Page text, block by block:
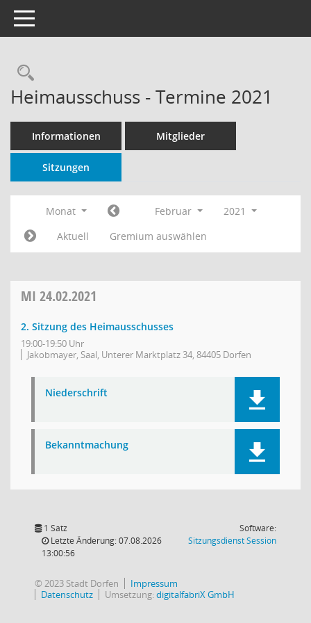
Toggle navigation
Rechercheauswahl
Heimausschuss - Termine 2021
Informationen Mitglieder
Sitzungen
Monat Februar
2021
Aktuell
Gremium auswählen
MI 24.02.2021
2. Sitzung des Heimausschusses
19:00-19:50 Uhr
Jakobmayer, Saal, Unterer Marktplatz 34, 84405 Dorfen
Niederschrift
Bekanntmachung
1 Satz
Letzte Änderung: 07.08.2026
13:00:56
Software:
SitzungsdienstSession(Wird in
© 2023 Stadt Dorfen
Impressum
Datenschutz
Umsetzung:digitalfabriX GmbH